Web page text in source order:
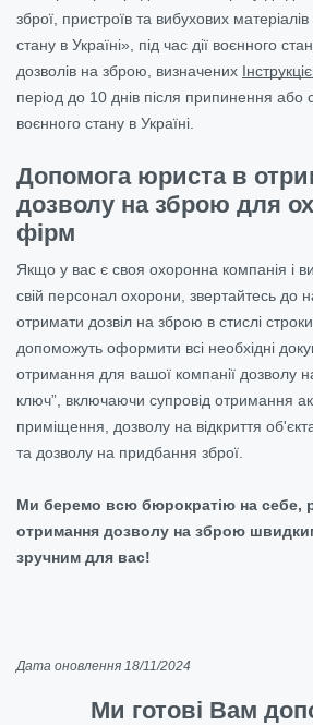
зброї, пристроїв та вибухових матеріалів
стану в Україні», під час дії воєнного
дозволів на зброю, визначених
період до 10 днів після припинення або
воєнного стану в Україні.
Допомога юриста в
дозволу на зброю для
фірм
Якщо у вас є своя охоронна компанія і
свій персонал охорони, звертайтесь до
отримати дозвіл на зброю в стислі
допоможуть оформити всі необхідні
отримання для вашої компанії дозволу
ключ”, включаючи супровід отримання
приміщення, дозволу на відкриття
та дозволу на придбання зброї.
Ми беремо всю бюрократію на себе,
отримання дозволу на зброю
зручним для вас!
Дата оновлення 18/11/2024
Ми готові Вам